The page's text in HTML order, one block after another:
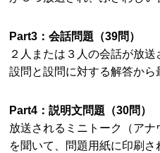
Part3：会話問題（39問）
２人または３人の会話が放
設問と設問に対する解答から
Part4：説明文問題（30問）
放送されるミニトーク（アナ
を聞いて、問題用紙に印刷